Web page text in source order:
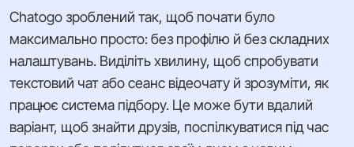
Chatogo зроблений так, щоб почати було
максимально просто: без профілю й без складних
налаштувань. Виділіть хвилину, щоб спробувати
текстовий чат або сеанс відеочату й зрозуміти, як
працює система підбору. Це може бути вдалий
варіант, щоб знайти друзів, поспілкуватися під час